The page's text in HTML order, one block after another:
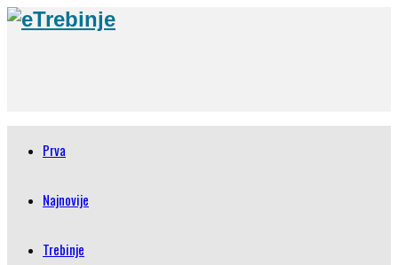
Prva
Najnovije
Trebinje